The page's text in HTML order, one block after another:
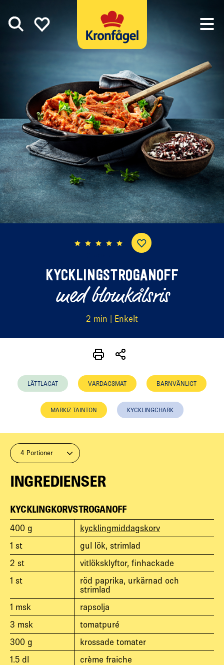
KYCKLINGSTROGANOFF
med blomkålsris
2 min | Enkelt
LÄTTLAGAT VARDAGSMAT BARNVÄNLIGT
MARKIZ TAINTON KYCKLINGCHARK
4 Portioner
INGREDIENSER
KYCKLINGKORVSTROGANOFF
400 g
kycklingmiddagskorv
1 st
gul lök, strimlad
2 st
vitlöksklyftor, finhackade
1 st
röd paprika, urkärnad och
strimlad
1 msk
rapsolja
3 msk
tomatpuré
300 g
krossade tomater
1.5 dl
crème fraiche